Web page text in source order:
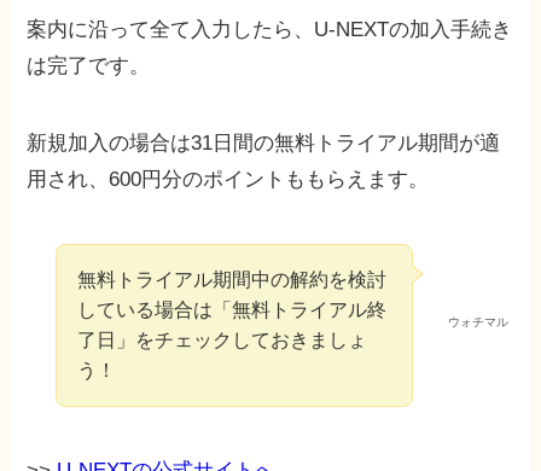
案内に沿って全て入力したら、U-NEXTの加入手続き
は完了です。
新規加入の場合は31日間の無料トライアル期間が適
用され、600円分のポイントももらえます。
ウォチマル
無料トライアル期間中の解約を検討
している場合は「無料トライアル終
了日」をチェックしておきましょ
う！